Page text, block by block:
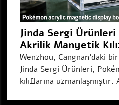
Jinda Sergi
Akrilik Manyetik
%28,6 Azaltılmıştır
güne)
Wenzhou, Cangnan'daki
Jinda Sergi Ürünleri,
kılıflarına